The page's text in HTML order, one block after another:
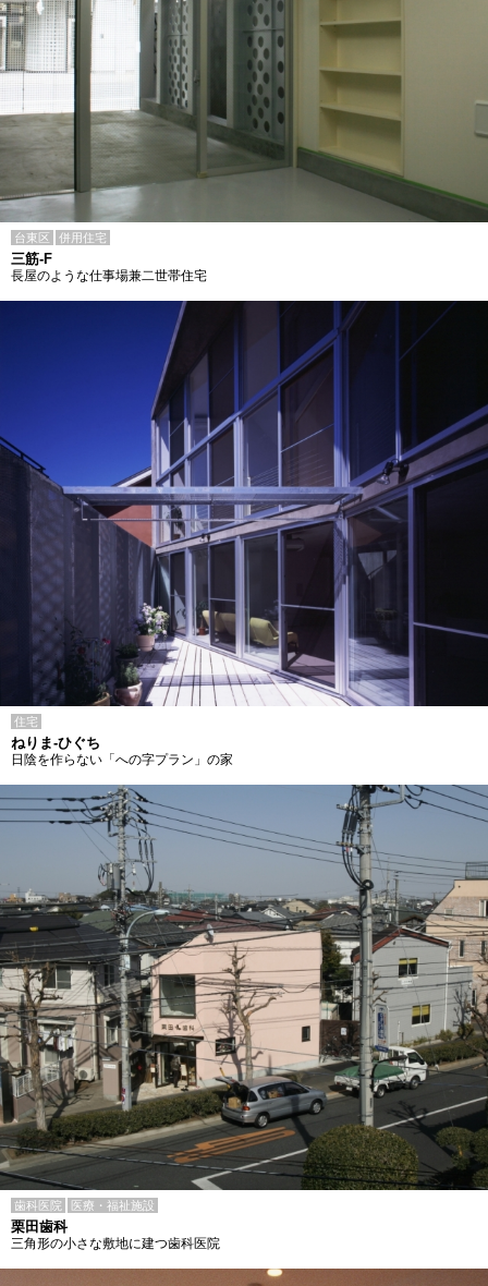
台東区 併用住宅
三筋-F
長屋のような仕事場兼二世帯住宅
住宅
ねりま-ひぐち
日陰を作らない「への字プラン」の家
歯科医院 医療・福祉施設
栗田歯科
三角形の小さな敷地に建つ歯科医院